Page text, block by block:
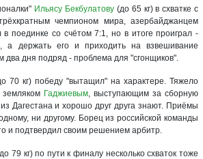
Ильясу Бекбулатову (до 65 кг) в схватке с
чемпионом мира, азербайджанцем
поединке со счётом 7:1, но в итоге проиграл -
а держать его и приходить на взвешивание
два дня подряд - проблема для "сгонщиков".
70 кг) победу "вытащил" на характере. Тяжело
Гаджиевым, выступающим за сборную
Дагестана и хорошо друг друга знают. Приёмы
ни другому. Борец из российской команды
и подтвердил своим решением арбитр.
79 кг) по пути к финалу несколько схваток тоже